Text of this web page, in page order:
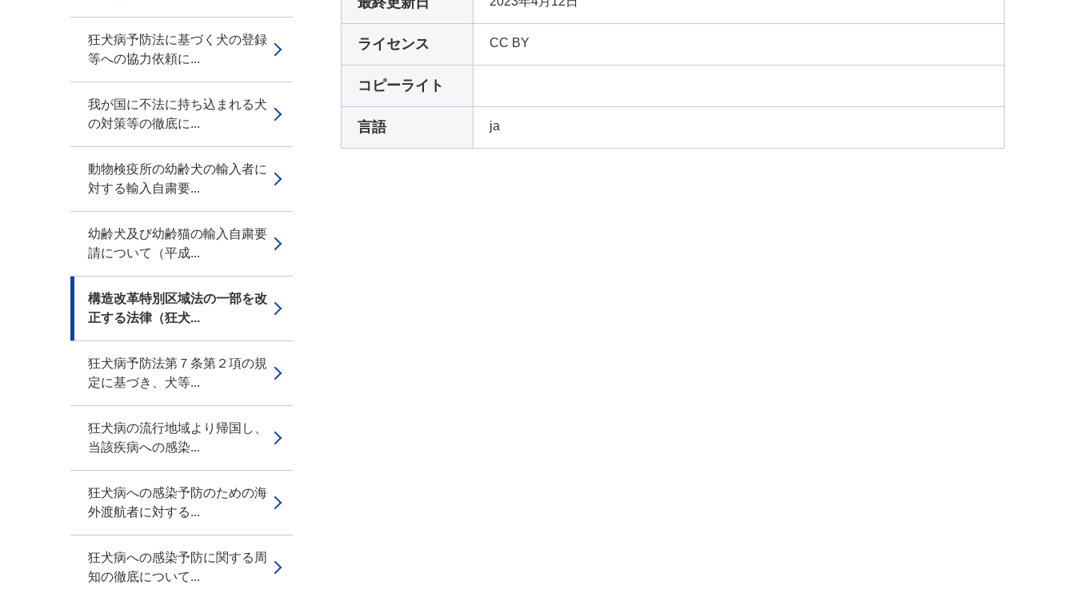
狂犬病予防法に基づく犬の登録
等への協力依頼に...
我が国に不法に持ち込まれる犬
の対策等の徹底に...
動物検疫所の幼齢犬の輸入者に
対する輸入自粛要...
幼齢犬及び幼齢猫の輸入自粛要
請について（平成...
構造改革特別区域法の一部を改
正する法律（狂犬...
狂犬病予防法第７条第２項の規
定に基づき、犬等...
狂犬病の流行地域より帰国し、
当該疾病への感染...
狂犬病への感染予防のための海
外渡航者に対する...
狂犬病への感染予防に関する周
知の徹底について...
ライセンス CC BY
コピーライト
言語 ja